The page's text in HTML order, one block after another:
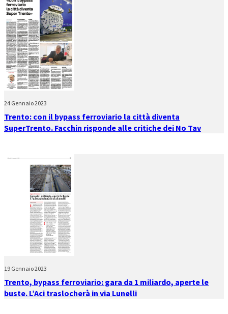
24 Gennaio 2023
Trento: con il bypass ferroviario la città diventa
SuperTrento. Facchin risponde alle critiche dei No Tav
19 Gennaio 2023
Trento, bypass ferroviario: gara da 1 miliardo, aperte le
buste. L’Aci traslocherà in via Lunelli